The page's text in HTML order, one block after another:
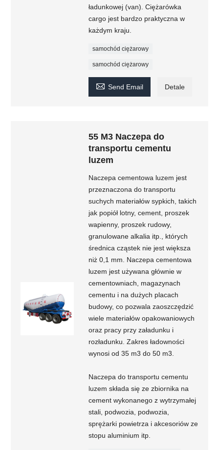
ładunkowej (van). Ciężarówka
cargo jest bardzo praktyczna w
każdym kraju.
samochód ciężarowy
samochód ciężarowy
 Send Email Detale
55 M3 Naczepa do
transportu cementu
luzem
Naczepa cementowa luzem jest
przeznaczona do transportu
suchych materiałów sypkich, takich
jak popiół lotny, cement, proszek
wapienny, proszek rudowy,
granulowane alkalia itp., których
średnica cząstek nie jest większa
niż 0,1 mm. Naczepa cementowa
luzem jest używana głównie w
cementowniach, magazynach
cementu i na dużych placach
budowy, co pozwala zaoszczędzić
wiele materiałów opakowaniowych
oraz pracy przy załadunku i
rozładunku. Zakres ładowności
wynosi od 35 m3 do 50 m3.
Naczepa do transportu cementu
luzem składa się ze zbiornika na
cement wykonanego z wytrzymałej
stali, podwozia, podwozia,
sprężarki powietrza i akcesoriów ze
stopu aluminium itp.